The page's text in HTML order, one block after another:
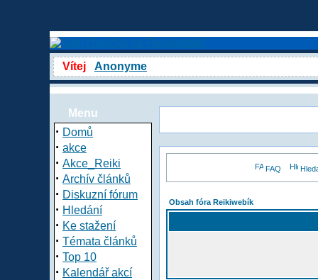
Vítej Anonyme
Menu
· Domů
· akce
· Akce_Reiki
· Archív článků
· Diskuzní fórum
· Hledání
· Ke stažení
· Témata článků
· Top 10
· Kalendář akcí
FAQ
Obsah fóra Reikiwebík